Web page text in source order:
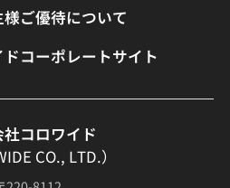
ご優待について
ドコーポレートサイト
コロワイド
CO., LTD.）